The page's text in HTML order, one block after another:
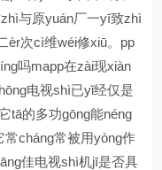
与原yuán厂一yī致zhì
èr次cì维wéi修xiū。pp
吗mapp在zài现xiàn
电视shì已yǐ经仅是
tā的多功gōng能néng
cháng常被用yòng作
佳电视shì机jī是否具